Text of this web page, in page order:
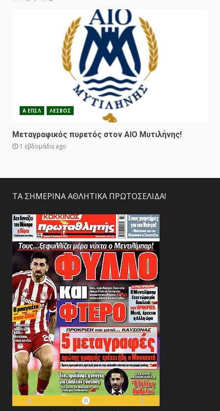
Α ΕΠΣΛ ΛΕΣΒΟΣ
Μεταγραφικός πυρετός στον ΑΙΟ Μυτιλήνης!
1 εβδομάδα ago
ΤΑ ΣΗΜΕΡΙΝΑ ΑΘΛΗΤΙΚΑ ΠΡΩΤΟΣΕΛΙΔΑ!